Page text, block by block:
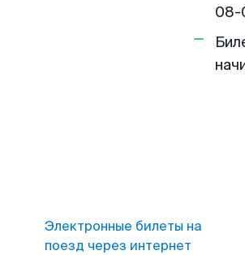
08-
Электронные билеты на
поезд через интернет